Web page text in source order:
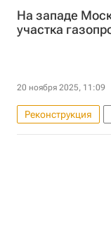
На западе
участка
20 ноября 2025, 11:09
Реконструкция
Комплекс